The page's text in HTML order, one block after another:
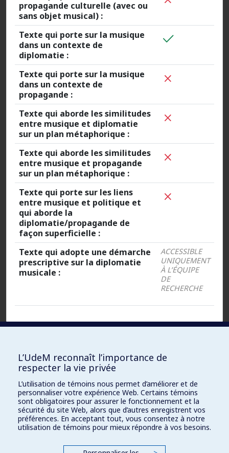
propagande culturelle (avec ou
sans objet musical) :
Texte qui porte sur la musique
dans un contexte de
diplomatie :
Texte qui porte sur la musique
dans un contexte de
propagande :
Texte qui aborde les similitudes
entre musique et diplomatie
sur un plan métaphorique :
Texte qui aborde les similitudes
entre musique et propagande
sur un plan métaphorique :
Texte qui porte sur les liens
entre musique et politique et
qui aborde la
diplomatie/propagande de
façon superficielle :
Texte qui adopte une démarche
prescriptive sur la diplomatie
musicale :
ACCESSIBLE
UNIQUEMENT
À L’ÉQUIPE
DE
RECHERCHE
Fichiers :
Document
Word :
ACCESSIBLE UNIQUEMENT À L’ÉQUIPE
DE RECHERCHE
PDF
(original) :
ACCESSIBLE UNIQUEMENT À L’ÉQUIPE
DE RECHERCHE
ACCESSIBLE UNIQUEMENT À L’ÉQUIPE
L’UdeM reconnaît l’importance de
respecter la vie privée
L’utilisation de témoins nous permet d’améliorer et de
personnaliser votre expérience Web. Certains témoins
sont obligatoires pour assurer le fonctionnement et la
sécurité du site Web, alors que d’autres enregistrent vos
préférences. En acceptant tout, vous consentez à notre
utilisation de témoins pour mieux répondre à vos besoins.